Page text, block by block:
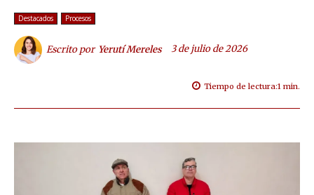
Destacados Procesos
Escrito por Yerutí Mereles 3 de julio de 2026
Tiempo de lectura:1 min.